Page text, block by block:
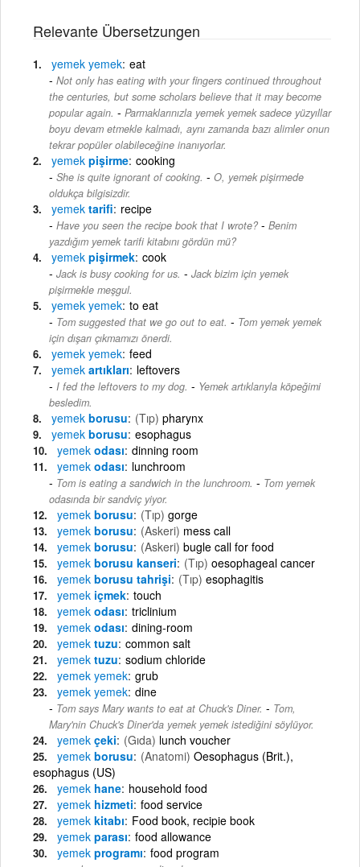
Relevante Übersetzungen
yemek yemek eat
Not only has eating with your fingers continued throughout
the centuries, but some scholars believe that it may become
popular again. - Parmaklarınızla yemek yemek sadece yüzyıllar
boyu devam etmekle kalmadı, aynı zamanda bazı alimler onun
tekrar popüler olabileceğine inanıyorlar.
yemek pişirme cooking
She is quite ignorant of cooking. - O, yemek pişirmede
oldukça bilgisizdir.
yemek tarifi recipe
Have you seen the recipe book that I wrote? - Benim
yazdığım yemek tarifi kitabını gördün mü?
yemek pişirmek cook
Jack is busy cooking for us. - Jack bizim için yemek
pişirmekle meşgul.
yemek yemek to eat
Tom suggested that we go out to eat. - Tom yemek yemek
için dışarı çıkmamızı önerdi.
yemek yemek feed
yemek artıkları leftovers
I fed the leftovers to my dog. - Yemek artıklarıyla köpeğimi
besledim.
yemek borusu (Tıp) pharynx
yemek borusu esophagus
yemek odası dinning room
yemek odası lunchroom
Tom is eating a sandwich in the lunchroom. - Tom yemek
odasında bir sandviç yiyor.
yemek borusu (Tıp) gorge
yemek borusu (Askeri) mess call
yemek borusu (Askeri) bugle call for food
yemek borusu kanseri (Tıp) oesophageal cancer
yemek borusu tahrişi (Tıp) esophagitis
yemek içmek touch
yemek odası triclinium
yemek odası dining-room
yemek tuzu common salt
yemek tuzu sodium chloride
yemek yemek grub
yemek yemek dine
Tom says Mary wants to eat at Chuck's Diner. - Tom,
Mary'nin Chuck's Diner'da yemek yemek istediğini söylüyor.
yemek çeki (Gıda) lunch voucher
yemek borusu (Anatomi) Oesophagus (Brit.),
esophagus (US)
yemek hane household food
yemek hizmeti food service
yemek kitabı Food book, recipie book
yemek parası food allowance
yemek programı food program